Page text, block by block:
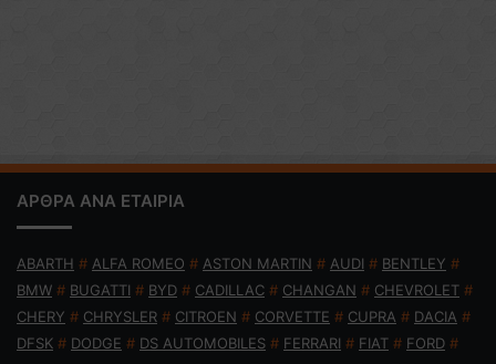
ΑΡΘΡΑ ΑΝΑ ΕΤΑΙΡΙΑ
ABARTH # ALFA ROMEO # ASTON MARTIN # AUDI # BENTLEY #
BMW # BUGATTI # BYD # CADILLAC # CHANGAN # CHEVROLET #
CHERY # CHRYSLER # CITROEN # CORVETTE # CUPRA # DACIA #
DFSK # DODGE # DS AUTOMOBILES # FERRARI # FIAT # FORD #